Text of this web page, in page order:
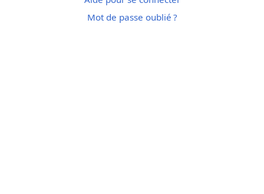
Mot de passe oublié ?